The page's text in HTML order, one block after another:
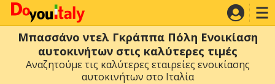
Μπασσάνο ντελ Γκράππα Πόλη Ενοικίαση
αυτοκινήτων στις καλύτερες τιμές
Αναζητούμε τις καλύτερες εταιρείες ενοικίασης
αυτοκινήτων στο Ιταλία